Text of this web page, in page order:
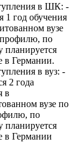
в ШК: -
1 год обучения
вузе
по
планируется
в Германии.
в вуз: -
2 года
в
вузе по
по
планируется
в Германии